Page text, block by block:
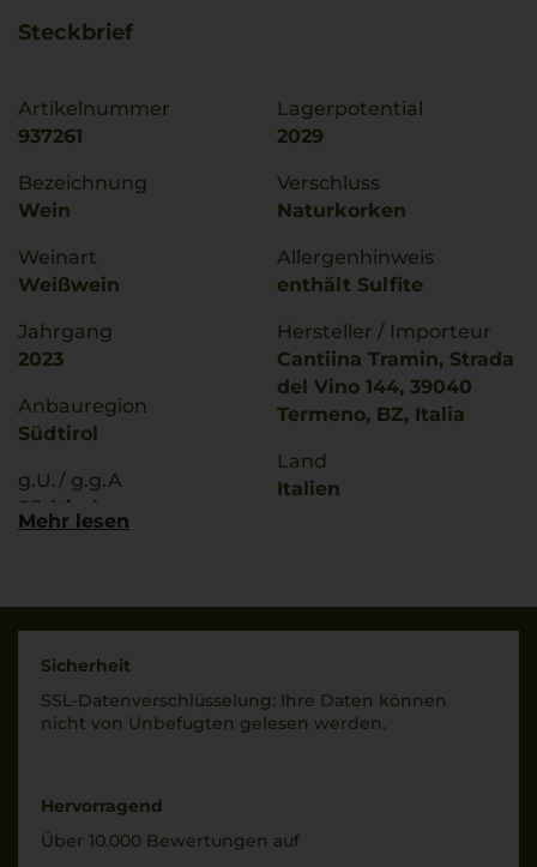
Steckbrief
Artikelnummer
937261
Bezeichnung
Wein
Weinart
Weißwein
Jahrgang
2023
Anbauregion
Südtirol
g.U./ g.g.A
Südtirol
Trinktemperatur
10 °C
Alkoholgehalt
14 % Vol.
Lagerpotential
2029
Verschluss
Naturkorken
Allergenhinweis
enthält Sulfite
Hersteller / Importeur
Cantiina Tramin, Strada
del Vino 144, 39040
Termeno, BZ, Italia
Land
Italien
Geschmack
trocken
Mehr lesen
Sicherheit
SSL-Daten­verschlüs­selung: Ihre Daten können
nicht von Unbe­fugten gelesen werden.
Hervorragend
Über 10.000 Bewertungen auf